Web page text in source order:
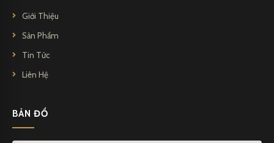
Giới Thiệu
Sản Phẩm
Tin Tức
Liên Hệ
BẢN ĐỒ